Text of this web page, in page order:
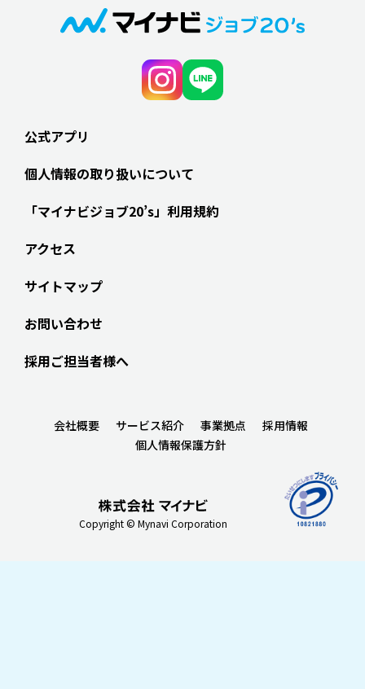
公式アプリ
個人情報の取り扱いについて
「マイナビジョブ20’s」利用規約
アクセス
サイトマップ
お問い合わせ
採用ご担当者様へ
Copyright © Mynavi Corporation
会社概要 サービス紹介 事業拠点
採用情報
個人情報保護方針